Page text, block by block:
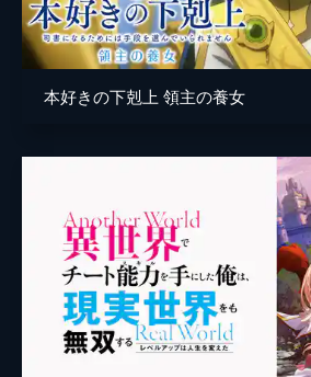
もクノンに興味を持ち、面会の許可が下り
る。面会の前に城内での振る舞いについてク
ノンに注意しようとするレーシャだった
24分
無事?にロンディモンドのテストをクリアし
たクノンはミリカとの初めてのディナーへ。
クノンの堂々としてユーモアたっぷりな紳士
ぶりは付き添った侍女も舌を巻くほどで、ミ
リカはますますクノンに夢中になっていく。
24分
第6話 すごい修行とすごい結果
ゼオンリーの弟子に迎えられたクノン。どん
な厳しい修行があるのだろうとわくわくして
リンコ・ラウンド
ベイル・カークントン
シロト・ロクソン
キャラクターデザイン
原作
本好きの下剋上 領主の養女